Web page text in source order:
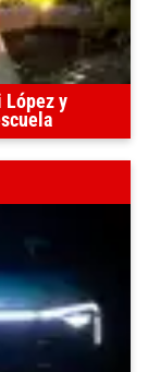
López y